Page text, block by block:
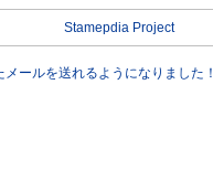
Stamepdia Project
ールを送れるようになりました！